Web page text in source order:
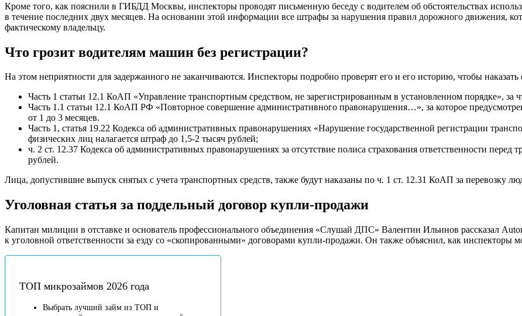
Кроме того, как пояснили в ГИБДД Москвы, инспекторы проводят письменную беседу с водителем об обстоятельствах
в течение последних двух месяцев. На основании этой информации все штрафы за нарушения правил дорожного движения,
фактическому владельцу.
Что грозит водителям машин без регистрации?
На этом неприятности для задержанного не заканчиваются. Инспекторы подробно проверят его и его историю, чтобы
Часть 1 статьи 12.1 КоАП «Управление транспортным средством, не зарегистрированным в установленном порядке», за
Часть 1.1 статьи 12.1 КоАП РФ «Повторное совершение административного правонарушения…», за которое
от 1 до 3 месяцев.
Часть 1, статья 19.22 Кодекса об административных правонарушениях «Нарушение государственной регистрации
физических лиц налагается штраф до 1,5-2 тысяч рублей;
ч. 2 ст. 12.37 Кодекса об административных правонарушениях за отсутствие полиса страхования ответственности
рублей.
Лица, допустившие выпуск снятых с учета транспортных средств, также будут наказаны по ч. 1 ст. 12.31 КоАП за перевозку
Уголовная статья за поддельный договор купли-продажи
Капитан милиции в отставке и основатель профессионального объединения «Слушай ДПС» Валентин Ильинов рассказал
к уголовной ответственности за езду со «скопированными» договорами купли-продажи. Он также объяснил, как инспекторы
ТОП микрозаймов 2026 года
Выбрать лучший займ из ТОП и